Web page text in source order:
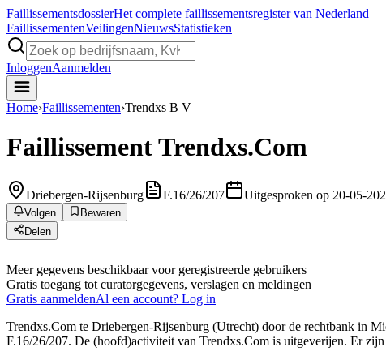
FaillissementsdossierHet complete faillissementsregister van Nederland
FaillissementenVeilingenNieuwsStatistieken
InloggenAanmelden
Home›Faillissementen›Trendxs B V
FaillissementTrendxs.Com
Driebergen-Rijsenburg F.16/26/207 Uitgesproken op 20-05-
Volgen
Bewaren
Delen
Meer gegevens beschikbaar voor geregistreerde gebruikers
Gratis toegang tot curatorgegevens, verslagen en meldingen
Gratis aanmeldenAl een account? Log in
Trendxs.Com te Driebergen-Rijsenburg (Utrecht) door de rechtbank in
F.16/26/207. De (hoofd)activiteit van Trendxs.Com is uitgeverijen. Er zijn